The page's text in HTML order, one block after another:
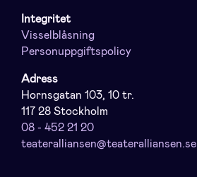
Integritet
Visselblåsning
Personuppgiftspolicy
Adress
Hornsgatan 103, 10 tr.
117 28 Stockholm
08 - 452 21 20
teateralliansen@teateralliansen.se